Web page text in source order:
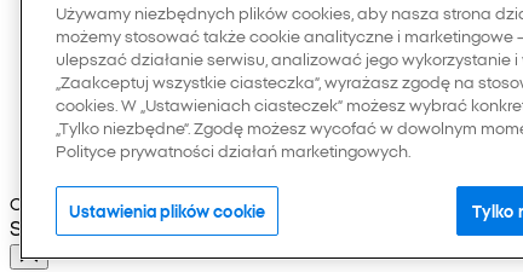
Copyright © 2026 Pepco. Wszelkie prawa zastrzeżone
Selected Language:
Używamy niezbędnych plików cookies, aby nasza strona
możemy stosować także cookie analityczne i
ulepszać działanie serwisu, analizować jego
„Zaakceptuj wszystkie ciasteczka”, wyrażasz zgodę na
cookies. W „Ustawieniach ciasteczek” możesz wybrać
„Tylko niezbędne”. Zgodę możesz wycofać w dowolnym
Polityce prywatności działań marketingowych.
Ustawienia plików cookie Tylko